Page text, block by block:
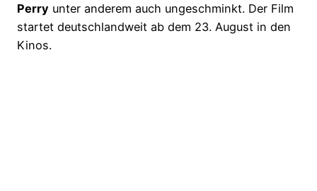
Perry unter anderem auch ungeschminkt. Der Film
startet deutschlandweit ab dem 23. August in den
Kinos.